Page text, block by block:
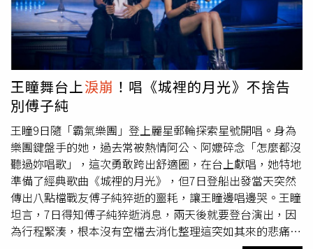
道。另一方面，陳女今日被提訊出庭時，面對媒體詢問是否
知道今天是警察節、會不會對警察感到愧疚，以及未來是否
還會吸毒等問題，全程未發一語，未作任何回應。面對法官
訊問，陳女仍否認涉犯殺人罪，主張自己的行為不構成殺
人，認為僅涉及傷害致死罪責。
王瞳舞台上淚崩 ！唱《城裡的月光》不捨告
別傅子純
王瞳9日隨「霸氣樂團」登上麗星郵輪探索星號開唱。身為
樂團鍵盤手的她，過去常被熱情阿公、阿嬤碎念「怎麼都沒
聽過妳唱歌」，這次勇敢跨出舒適圈，在台上獻唱，她特地
準備了經典歌曲《城裡的月光》，但7日登船出發當天突然
傳出八點檔戰友傅子純猝逝的噩耗，讓王瞳邊唱邊哭。王瞳
坦言，7日得知傅子純猝逝消息，兩天後就要登台演出，因
為行程緊湊，根本沒有空檔去消化整理這突如其來的悲痛，